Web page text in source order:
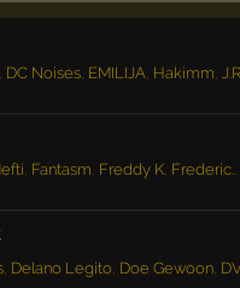
DC Noises, EMILIJA, Hakimm,
, Fantasm, Freddy K, Frederic.,
, Delano Legito, Doe Gewoon,